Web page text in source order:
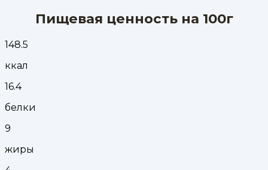
Пищевая ценность на 100г
148.5
ккал
16.4
белки
9
жиры